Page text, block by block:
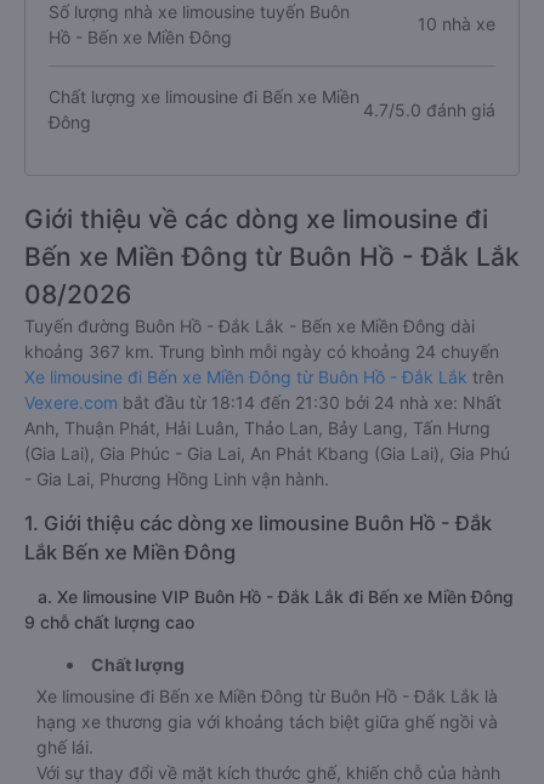
Số lượng nhà xe limousine tuyến Buôn
Hồ - Bến xe Miền Đông
10 nhà xe
Chất lượng xe limousine đi Bến xe Miền
Đông
4.7/5.0 đánh giá
Giới thiệu về các dòng xe limousine đi
Bến xe Miền Đông từ Buôn Hồ - Đắk Lắk
08/2026
Tuyến đường Buôn Hồ - Đắk Lắk - Bến xe Miền Đông dài
khoảng 367 km. Trung bình mỗi ngày có khoảng 24 chuyến
Xe limousine đi Bến xe Miền Đông từ Buôn Hồ - Đắk Lắk trên
Vexere.com bắt đầu từ 18:14 đến 21:30 bởi 24 nhà xe: Nhất
Anh, Thuận Phát, Hải Luân, Thảo Lan, Bảy Lang, Tấn Hưng
(Gia Lai), Gia Phúc - Gia Lai, An Phát Kbang (Gia Lai), Gia Phú
- Gia Lai, Phương Hồng Linh vận hành.
1. Giới thiệu các dòng xe limousine Buôn Hồ - Đắk
Lắk Bến xe Miền Đông
a. Xe limousine VIP Buôn Hồ - Đắk Lắk đi Bến xe Miền Đông
9 chỗ chất lượng cao
Chất lượng
Xe limousine đi Bến xe Miền Đông từ Buôn Hồ - Đắk Lắk là
hạng xe thương gia với khoảng tách biệt giữa ghế ngồi và
ghế lái.
Với sự thay đổi về mặt kích thước ghế, khiến chỗ của hành